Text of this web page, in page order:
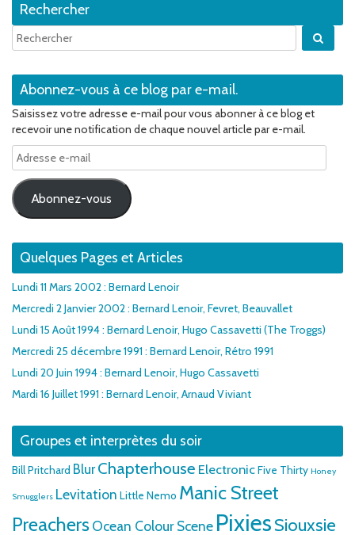
Rechercher
Abonnez-vous à ce blog par e-mail.
Saisissez votre adresse e-mail pour vous abonner à ce blog et
recevoir une notification de chaque nouvel article par e-mail.
Adresse
e-
mail
Abonnez-vous
Quelques Pages et Articles
Lundi 11 Mars 2002 : Bernard Lenoir
Mercredi 2 Janvier 2002 : Bernard Lenoir, Fevret, Beauvallet
Lundi 15 Août 1994 : Bernard Lenoir, Hugo Cassavetti (The Troggs)
Mercredi 25 décembre 1991 : Bernard Lenoir, Rétro 1991
Lundi 20 Juin 1994 : Bernard Lenoir, Hugo Cassavetti
Mardi 16 Juillet 1991 : Bernard Lenoir, Arnaud Viviant
Groupes et interprètes du soir
Bill Pritchard Blur Chapterhouse ElectronicFive Thirty Honey
Smugglers Levitation Little Nemo Manic Street
PreachersOcean Colour Scene PixiesSiouxsie